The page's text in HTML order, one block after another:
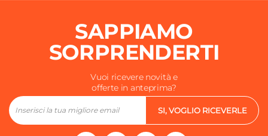
SAPPIAMO
SORPRENDERTI
Vuoi ricevere novità e
offerte in anteprima?
SI, VOGLIO RICEVERLE